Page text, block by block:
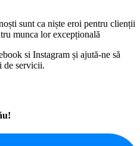
sunt ca niște eroi pentru clienții
munca lor excepțională
si Instagram și ajută-ne să
de servicii.